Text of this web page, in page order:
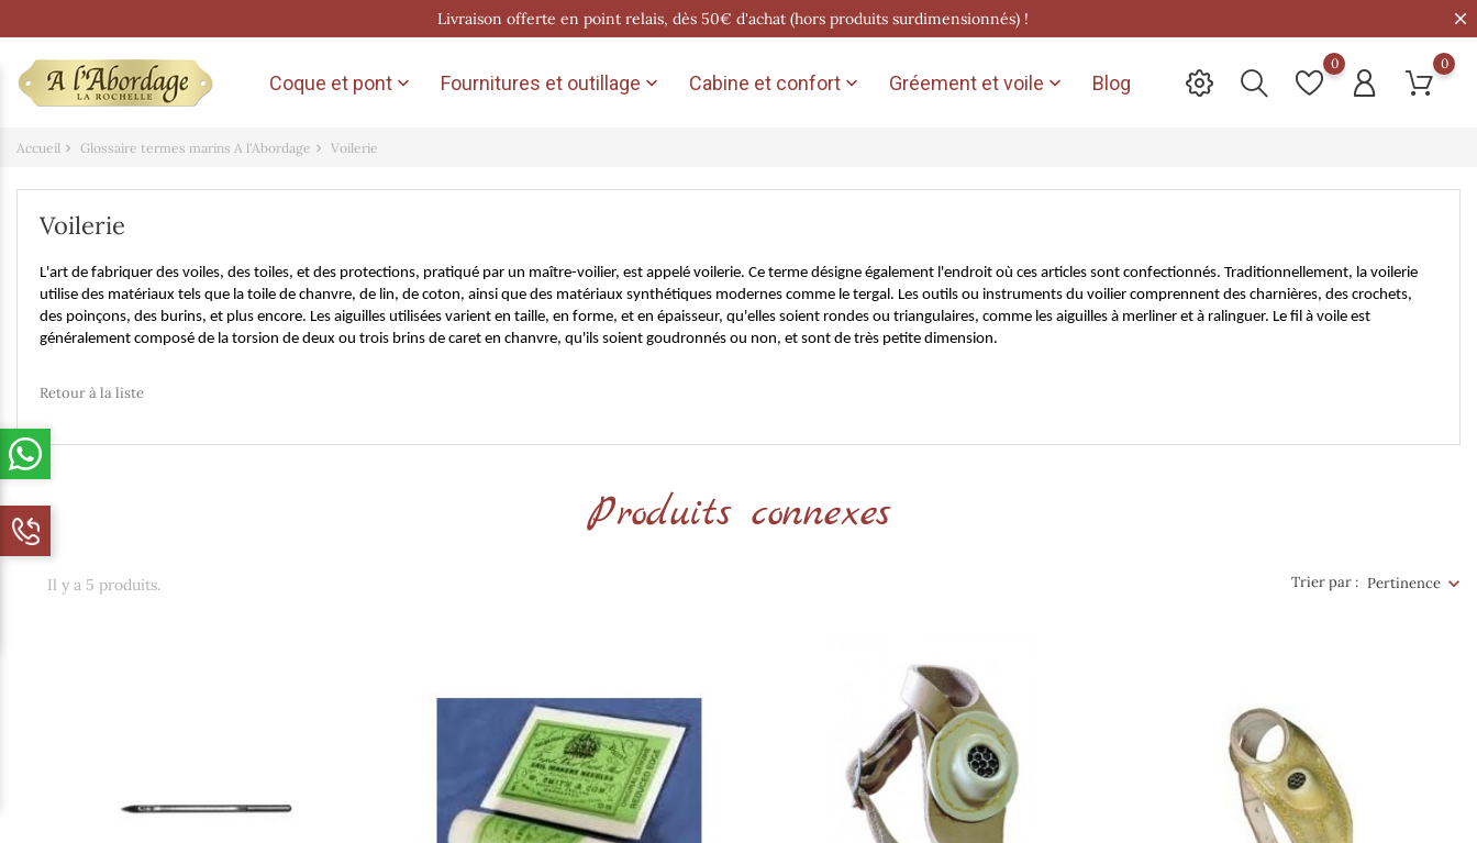
Livraison offerte en point relais, dès 50€ d'achat (hors produits surdimensionnés) !
Coque et pont  Fournitures et outillage  Cabine et confort  Gréement et voile  Blog
0 0
Accueil Glossaire termes marins A l'Abordage Voilerie
Voilerie
L'art de fabriquer des voiles, des toiles, et des protections, pratiqué par un maître-voilier, est appelé voilerie. Ce terme désigne également l'endroit où ces articles sont confectionnés. Traditionnellement, la voilerie
utilise des matériaux tels que la toile de chanvre, de lin, de coton, ainsi que des matériaux synthétiques modernes comme le tergal. Les outils ou instruments du voilier comprennent des charnières, des crochets,
des poinçons, des burins, et plus encore. Les aiguilles utilisées varient en taille, en forme, et en épaisseur, qu'elles soient rondes ou triangulaires, comme les aiguilles à merliner et à ralinguer. Le fil à voile est
généralement composé de la torsion de deux ou trois brins de caret en chanvre, qu'ils soient goudronnés ou non, et sont de très petite dimension.
Retour à la liste
Produits connexes
Il y a 5 produits. Trier par : Pertinence